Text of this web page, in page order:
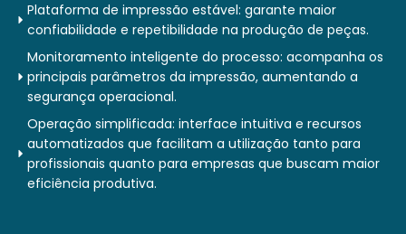
Plataforma de impressão estável: garante maior
confiabilidade e repetibilidade na produção de peças.
Monitoramento inteligente do processo: acompanha os
principais parâmetros da impressão, aumentando a
segurança operacional.
Operação simplificada: interface intuitiva e recursos
automatizados que facilitam a utilização tanto para
profissionais quanto para empresas que buscam maior
eficiência produtiva.